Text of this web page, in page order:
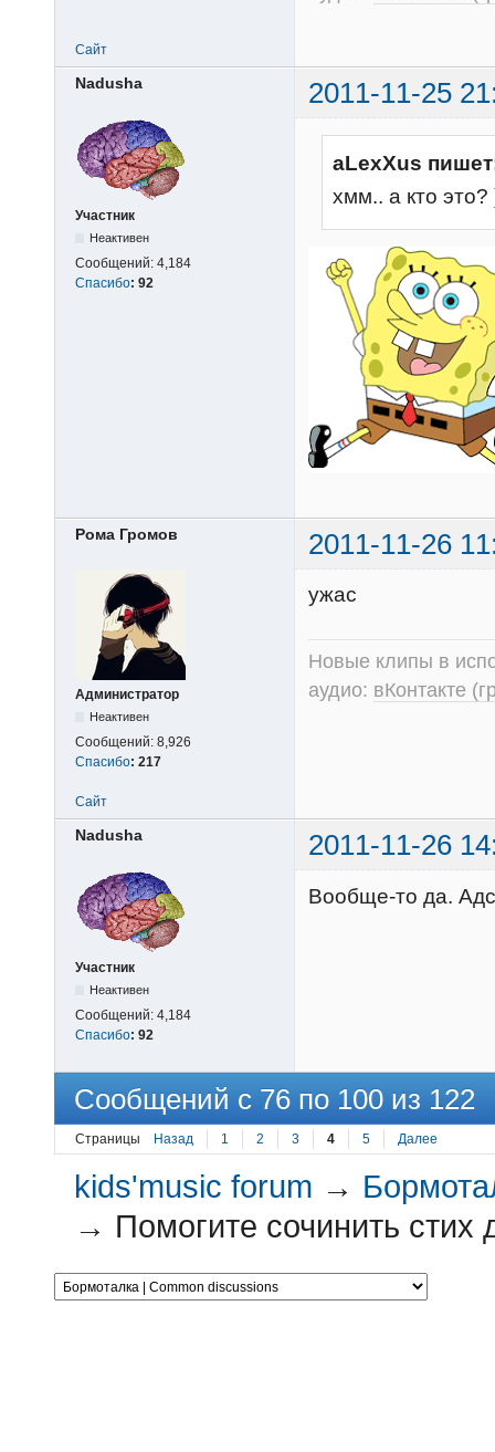
Сайт
Nadusha 2011-11-25
Участник
Неактивен
Сообщений: 4,184
Спасибо: 92
aLexXus
хмм.. а кто это?
Рома Громов 2011-11-26
Администратор
Неактивен
Сообщений: 8,926
Спасибо: 217
ужас
Новые клипы в
аудио: вКонтакте
Сайт
Nadusha 2011-11-26
Участник
Неактивен
Сообщений: 4,184
Спасибо: 92
Вообще-то да.
Сообщений с 76 по 100 из 122
Страницы Назад 1 2 3 4 5 Далее
kids'music forum →
→ Помогите сочинить стих